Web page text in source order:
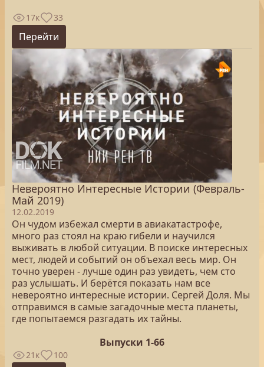
17к 33
Перейти
Невероятно Интересные Истории (Февраль-
Май 2019)
12.02.2019
Он чудом избежал смерти в авиакатастрофе,
много раз стоял на краю гибели и научился
выживать в любой ситуации. В поиске интересных
мест, людей и событий он объехал весь мир. Он
точно уверен - лучше один раз увидеть, чем сто
раз услышать. И берётся показать нам все
невероятно интересные истории. Сергей Доля. Мы
отправимся в самые загадочные места планеты,
где попытаемся разгадать их тайны.
Выпуски 1-66
21к 100